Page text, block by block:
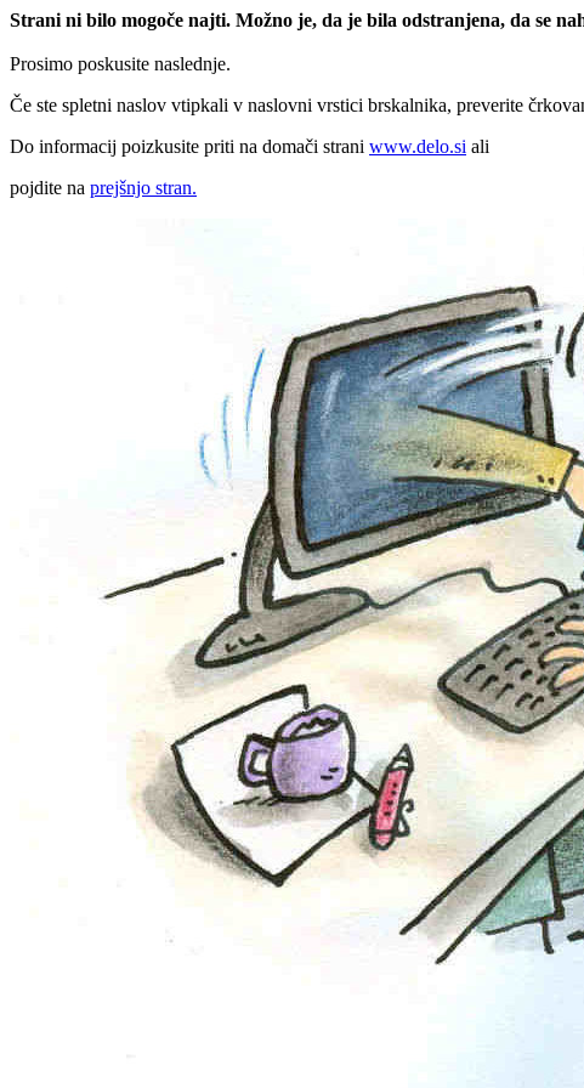
Strani ni bilo mogoče najti. Možno je, da je bila odstranjena, da se
Prosimo poskusite naslednje.
Če ste spletni naslov vtipkali v naslovni vrstici brskalnika, preverite
Do informacij poizkusite priti na domači strani www.delo.si ali
pojdite na prejšnjo stran.